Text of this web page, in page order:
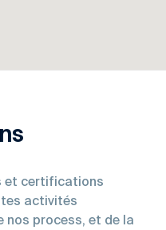
et certifications
activités
nos process, et de la